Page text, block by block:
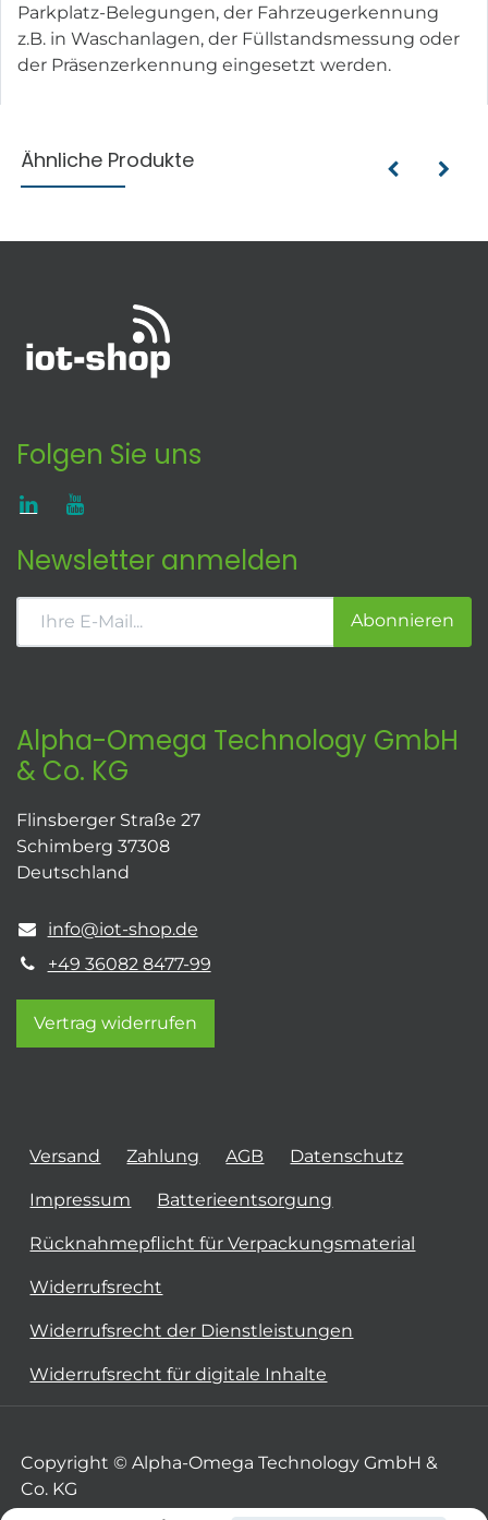
Parkplatz-Belegungen, der Fahrzeugerkennung
z.B. in Waschanlagen, der Füllstandsmessung oder
der Präsenzerkennung eingesetzt werden.
Ähnliche Produkte
Folgen Sie uns
Newsletter anmelden
Abonnieren
Alpha-Omega Technology GmbH
& Co. KG
Flinsberger Straße 27
Schimberg 37308
Deutschland
info@iot-shop.de
+49 36082 8477-99
Vertrag widerrufen
Versand Zahlung AGB Datenschutz
Impressum Batterieentsorgung
Rücknahmepflicht für Verpackungsmaterial
Widerrufsrecht
Widerrufsrecht der Dienstleistungen
Widerrufsrecht für digitale Inhalte
Copyright © Alpha-Omega Technology GmbH &
Co. KG